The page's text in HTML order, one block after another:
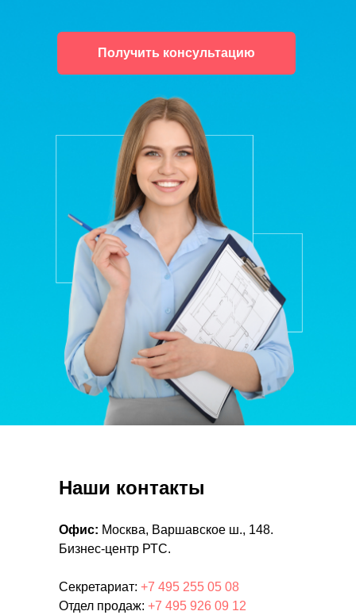
Получить консультацию
Офис: Москва, Варшавское ш., 148.
Бизнес-центр РТС.
Секретариат: +7 495 255 05 08
Отдел продаж: +7 495 926 09 12
Наши контакты